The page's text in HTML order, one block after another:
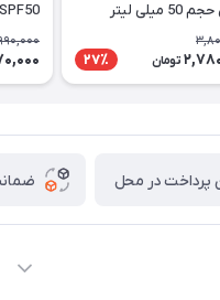
میلی لیتر
تومان 27٪
SPF50
پرداخت در محل